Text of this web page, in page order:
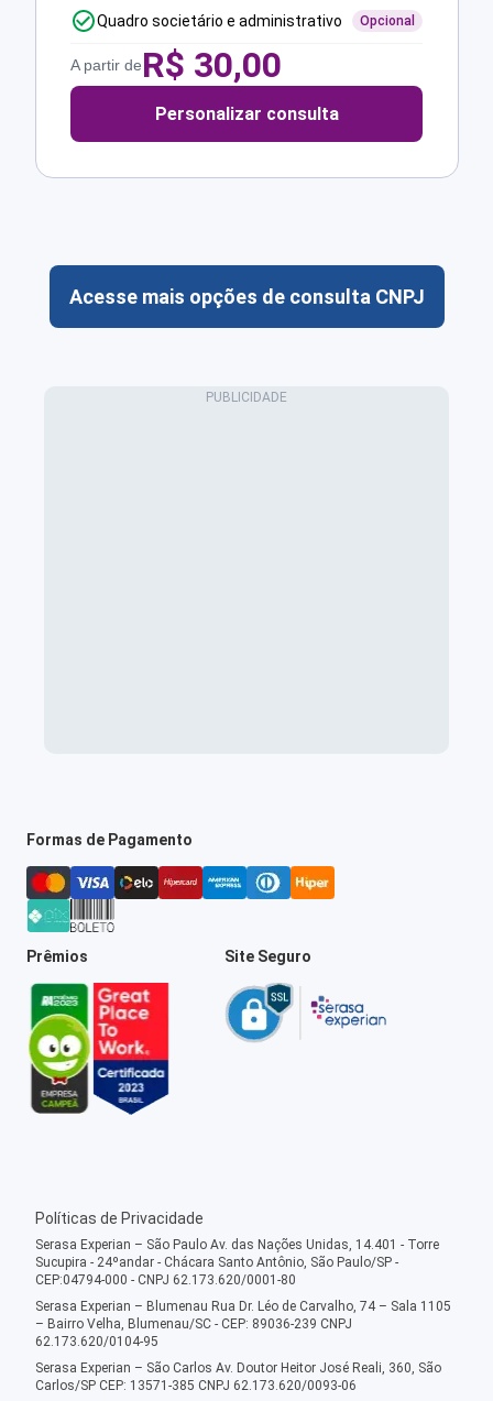
Quadro societário e administrativo Opcional
A partir deR$ 30,00
Personalizar consulta
Acesse mais opções de consulta CNPJ
Formas de Pagamento
Prêmios Site Seguro
Políticas de Privacidade
Serasa Experian – São Paulo Av. das Nações Unidas, 14.401 - Torre
Sucupira - 24ºandar - Chácara Santo Antônio, São Paulo/SP -
CEP:04794-000 - CNPJ 62.173.620/0001-80
Serasa Experian – Blumenau Rua Dr. Léo de Carvalho, 74 – Sala 1105
– Bairro Velha, Blumenau/SC - CEP: 89036-239 CNPJ
62.173.620/0104-95
Serasa Experian – São Carlos Av. Doutor Heitor José Reali, 360, São
Carlos/SP CEP: 13571-385 CNPJ 62.173.620/0093-06